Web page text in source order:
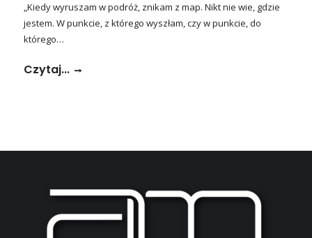
„Kiedy wyruszam w podróż, znikam z map. Nikt nie wie, gdzie
jestem. W punkcie, z którego wyszłam, czy w punkcie, do
którego…
Czytaj...